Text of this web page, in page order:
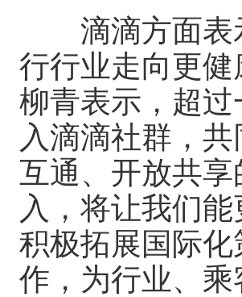
滴滴方面表示
行行业走向更
柳青表示，超
入滴滴社群，
互通、开放共
入，将让我们
积极拓展国际
作，为行业、